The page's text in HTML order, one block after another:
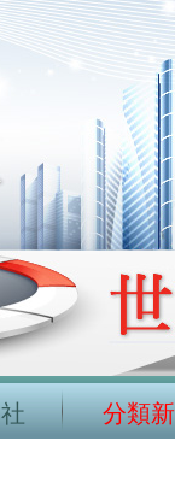
分類